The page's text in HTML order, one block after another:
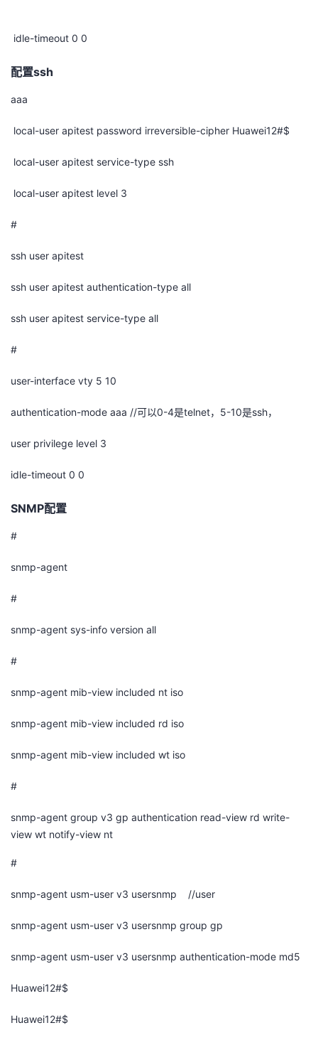
idle-timeout 0 0
配置ssh
aaa
local-user apitest password irreversible-cipher Huawei12#$
local-user apitest service-type ssh
local-user apitest level 3
#
ssh user apitest
ssh user apitest authentication-type all
ssh user apitest service-type all
#
user-interface vty 5 10
authentication-mode aaa //可以0-4是telnet， 5-10是ssh，
user privilege level 3
idle-timeout 0 0
SNMP配置
#
snmp-agent
#
snmp-agent sys-info version all
#
snmp-agent mib-view included nt iso
snmp-agent mib-view included rd iso
snmp-agent mib-view included wt iso
#
snmp-agent group v3 gp authentication read-view rd write-
view wt notify-view nt
#
snmp-agent usm-user v3 usersnmp //user
snmp-agent usm-user v3 usersnmp group gp
snmp-agent usm-user v3 usersnmp authentication-mode md5
Huawei12#$
Huawei12#$